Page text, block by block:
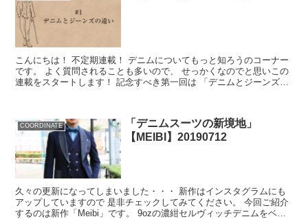
こんにちは！ 不定期連載！ デニムについてもっと知ろうのコーナー
です。 よく質問されることも多いので、 せっかくなのでと思いこの
連載をスタートします！ 記念すべき第一回は 「デニムとジーンズ
COORDINATE
「デニムスーツの新境地」
【MEIBI】20190712
久々の更新になってしまいました・・・ 新作はインスタグラムにも
アップしていますので 是非チェックしてみてください。 今回ご紹介
するのは新作「Meibi」です。 9ozの濃紺セルヴィッチデニムをベー